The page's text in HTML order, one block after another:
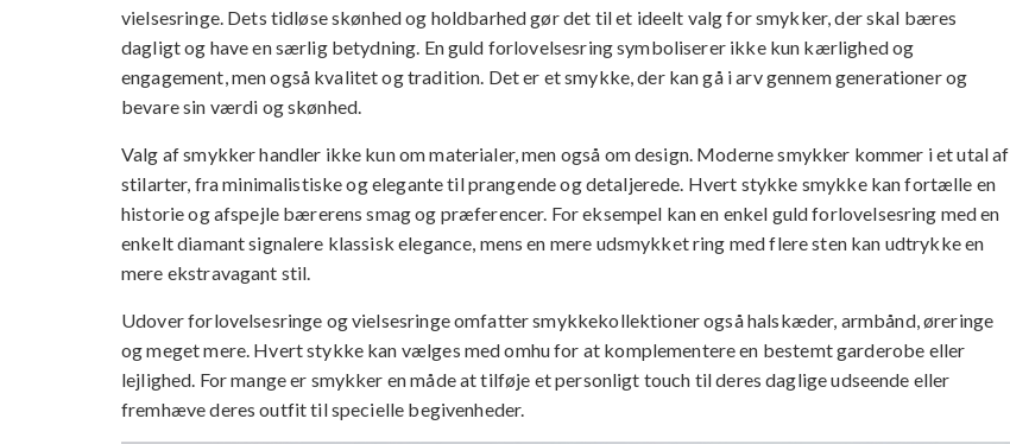
vielsesringe. Dets tidløse skønhed og holdbarhed gør det til et ideelt valg for smykker, der skal bæres
dagligt og have en særlig betydning. En guld forlovelsesring symboliserer ikke kun kærlighed og
engagement, men også kvalitet og tradition. Det er et smykke, der kan gå i arv gennem generationer og
bevare sin værdi og skønhed.
Valg af smykker handler ikke kun om materialer, men også om design. Moderne smykker kommer i et utal af
stilarter, fra minimalistiske og elegante til prangende og detaljerede. Hvert stykke smykke kan fortælle en
historie og afspejle bærerens smag og præferencer. For eksempel kan en enkel guld forlovelsesring med en
enkelt diamant signalere klassisk elegance, mens en mere udsmykket ring med flere sten kan udtrykke en
mere ekstravagant stil.
Udover forlovelsesringe og vielsesringe omfatter smykkekollektioner også halskæder, armbånd, øreringe
og meget mere. Hvert stykke kan vælges med omhu for at komplementere en bestemt garderobe eller
lejlighed. For mange er smykker en måde at tilføje et personligt touch til deres daglige udseende eller
fremhæve deres outfit til specielle begivenheder.